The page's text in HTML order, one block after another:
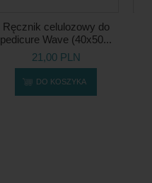
Ręcznik celulozowy do
pedicure Wave (40x50...
21,00 PLN
DO KOSZYKA